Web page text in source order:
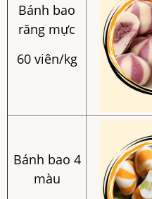
Bánh bao
răng mực
60 viên/kg
Bánh bao 4
màu